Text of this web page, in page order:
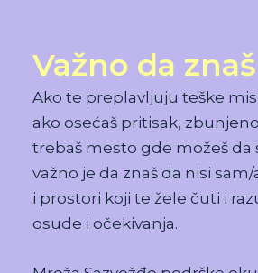
Važno da znaš
Ako te preplavljuju teške
ako osećaš pritisak,
trebaš mesto gde možeš da
važno je da znaš da nisi
i prostori koji te žele čuti i
osude i očekivanja.